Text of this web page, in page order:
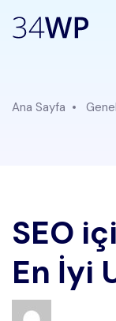
Ana Sayfa Genel
SEO
En İyi